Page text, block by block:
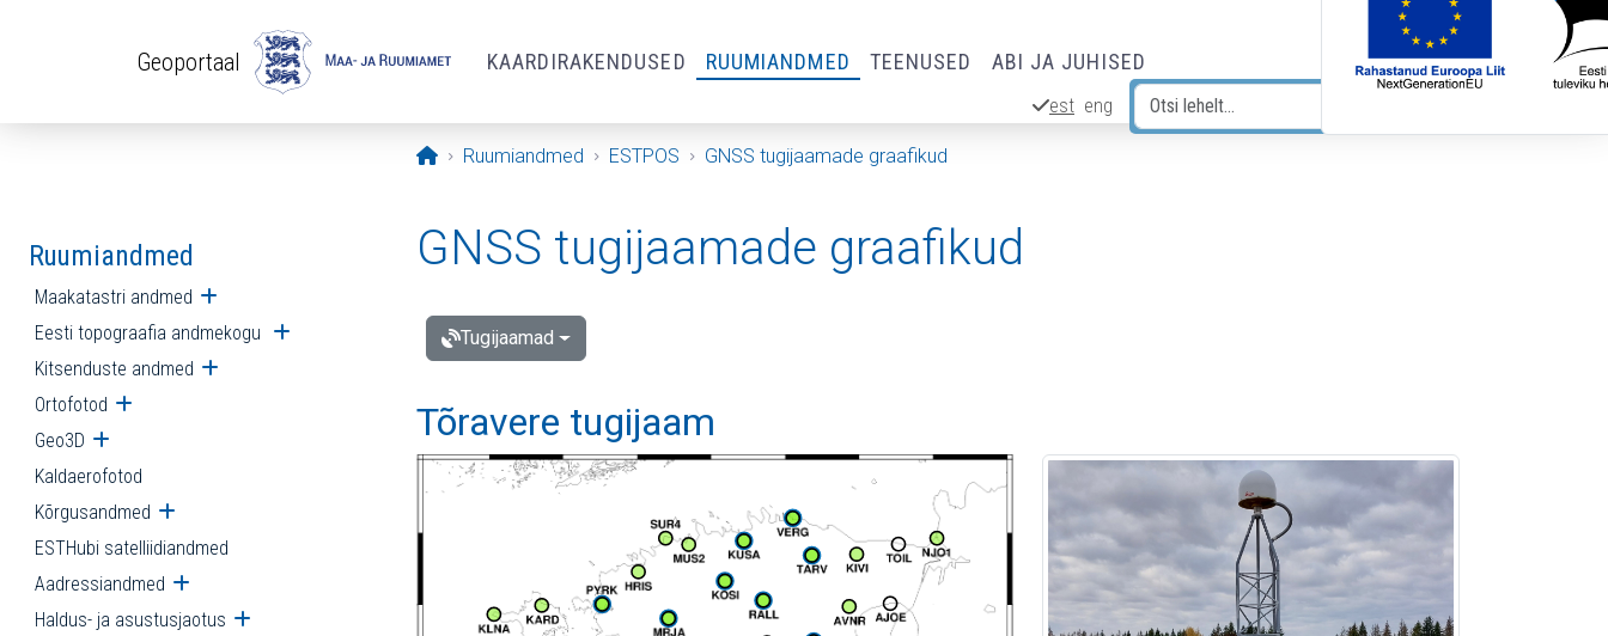
Geoportaal KAARDIRAKENDUSED RUUMIANDMED TEENUSED ABI JA JUHISED
est eng
Avaleht
Ruumiandmed ESTPOS GNSS tugijaamade graafikud
Ruumiandmed
Maakatastri andmed Ava alammenüü
Eesti topograafia andmekogu Ava alammenüü
Kitsenduste andmed Ava alammenüü
Ortofotod Ava alammenüü
Geo3D Ava alammenüü
Kaldaerofotod
Kõrgusandmed Ava alammenüü
ESTHubi satelliidiandmed
Aadressiandmed Ava alammenüü
Haldus- ja asustusjaotus Ava alammenüü
GNSS tugijaamade graafikud
Tugijaamad
Tõravere tugijaam